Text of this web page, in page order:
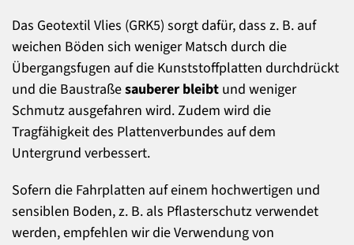
Das Geotextil Vlies (GRK5) sorgt dafür, dass z. B. auf
weichen Böden sich weniger Matsch durch die
Übergangsfugen auf die Kunststoffplatten durchdrückt
und die Baustraßesauberer bleibt und weniger
Schmutz ausgefahren wird. Zudem wird die
Tragfähigkeit des Plattenverbundes auf dem
Untergrund verbessert.
Sofern die Fahrplatten auf einem hochwertigen und
sensiblen Boden, z. B. als Pflasterschutz verwendet
werden, empfehlen wir die Verwendung von